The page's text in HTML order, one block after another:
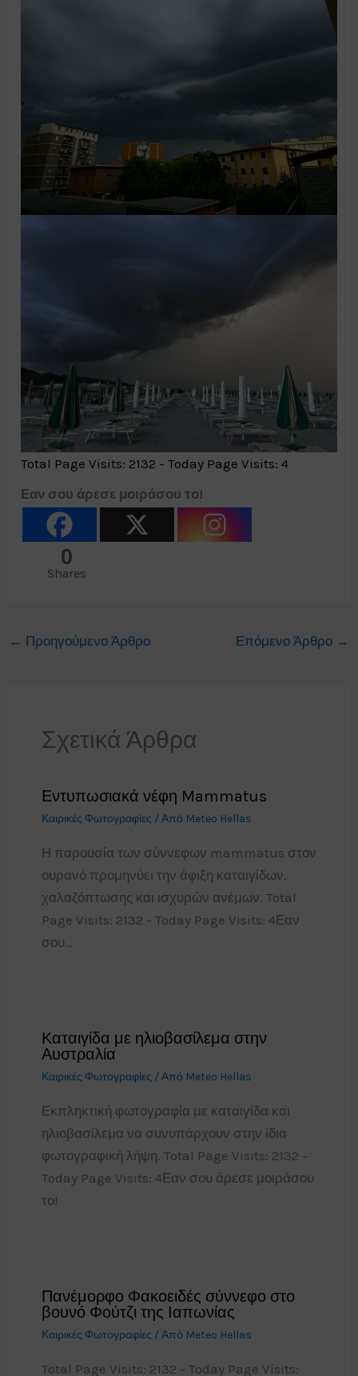
Total Page Visits: 2132 - Today Page Visits: 4
Εαν σου άρεσε μοιράσου το!
0
Shares
← Προηγούμενο Άρθρο Επόμενο Άρθρο →
Σχετικά Άρθρα
Εντυπωσιακά νέφη Mammatus
Καιρικές Φωτογραφίες / Από Meteo Hellas
Η παρουσία των σύννεφων mammatus στον
ουρανό προμηνύει την άφιξη καταιγίδων,
χαλαζόπτωσης και ισχυρών ανέμων. Total
Page Visits: 2132 - Today Page Visits: 4Εαν
σου…
Καταιγίδα με ηλιοβασίλεμα στην
Αυστραλία
Καιρικές Φωτογραφίες / Από Meteo Hellas
Εκπληκτική φωτογραφία με καταιγίδα και
ηλιοβασίλεμα να συνυπάρχουν στην ίδια
φωτογραφική λήψη. Total Page Visits: 2132 -
Today Page Visits: 4Εαν σου άρεσε μοιράσου
το!
Πανέμορφο Φακοειδές σύννεφο στο
βουνό Φούτζι της Ιαπωνίας
Καιρικές Φωτογραφίες / Από Meteo Hellas
Total Page Visits: 2132 - Today Page Visits: